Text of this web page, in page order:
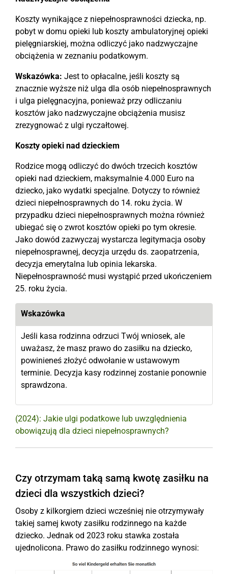
Koszty wynikające z niepełnosprawności dziecka, np.
pobyt w domu opieki lub koszty ambulatoryjnej opieki
pielęgniarskiej, można odliczyć jako nadzwyczajne
obciążenia w zeznaniu podatkowym.
Wskazówka: Jest to opłacalne, jeśli koszty są
znacznie wyższe niż ulga dla osób niepełnosprawnych
i ulga pielęgnacyjna, ponieważ przy odliczaniu
kosztów jako nadzwyczajne obciążenia musisz
zrezygnować z ulgi ryczałtowej.
Koszty opieki nad dzieckiem
Rodzice mogą odliczyć do dwóch trzecich kosztów
opieki nad dzieckiem, maksymalnie 4.000 Euro na
dziecko, jako wydatki specjalne. Dotyczy to również
dzieci niepełnosprawnych do 14. roku życia. W
przypadku dzieci niepełnosprawnych można również
ubiegać się o zwrot kosztów opieki po tym okresie.
Jako dowód zazwyczaj wystarcza legitymacja osoby
niepełnosprawnej, decyzja urzędu ds. zaopatrzenia,
decyzja emerytalna lub opinia lekarska.
Niepełnosprawność musi wystąpić przed ukończeniem
25. roku życia.
Wskazówka
Jeśli kasa rodzinna odrzuci Twój wniosek, ale
uważasz, że masz prawo do zasiłku na dziecko,
powinieneś złożyć odwołanie w ustawowym
terminie. Decyzja kasy rodzinnej zostanie ponownie
sprawdzona.
(2024): Jakie ulgi podatkowe lub uwzględnienia
obowiązują dla dzieci niepełnosprawnych?
Czy otrzymam taką samą kwotę zasiłku na
dzieci dla wszystkich dzieci?
Osoby z kilkorgiem dzieci wcześniej nie otrzymywały
takiej samej kwoty zasiłku rodzinnego na każde
dziecko. Jednak od 2023 roku stawka została
ujednolicona. Prawo do zasiłku rodzinnego wynosi: